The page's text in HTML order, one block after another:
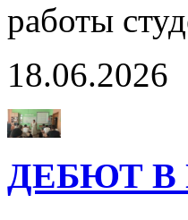
работы
18.06.2026
ДЕБЮТ В